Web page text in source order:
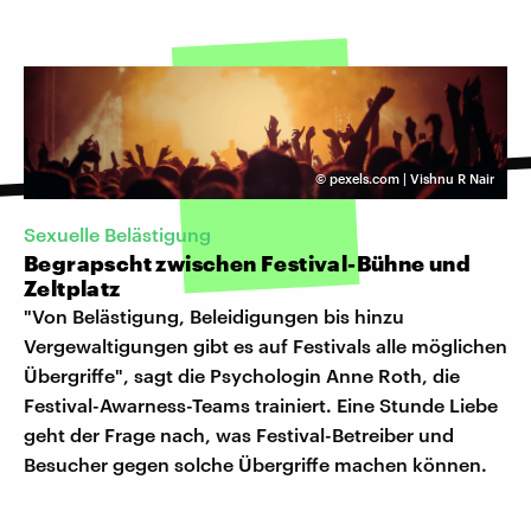
©pexels.com | Vishnu R Nair
Sexuelle Belästigung
Begrapscht zwischen Festival-Bühne und
Zeltplatz
"Von Belästigung, Beleidigungen bis hinzu
Vergewaltigungen gibt es auf Festivals alle möglichen
Übergriffe", sagt die Psychologin Anne Roth, die
Festival-Awarness-Teams trainiert. Eine Stunde Liebe
geht der Frage nach, was Festival-Betreiber und
Besucher gegen solche Übergriffe machen können.